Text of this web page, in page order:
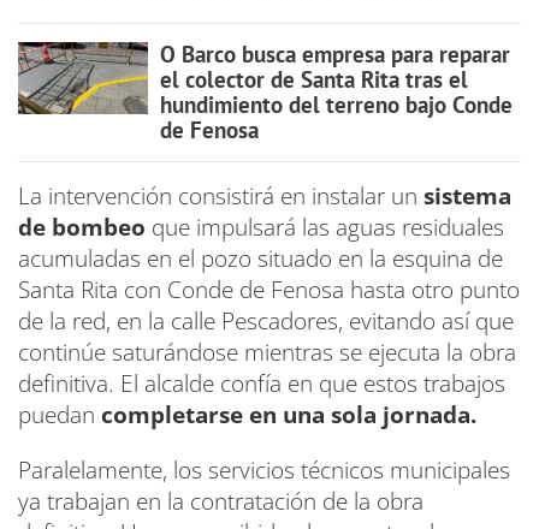
O Barco busca empresa para reparar
el colector de Santa Rita tras el
hundimiento del terreno bajo Conde
de Fenosa
La intervención consistirá en instalar un sistema
de bombeo que impulsará las aguas residuales
acumuladas en el pozo situado en la esquina de
Santa Rita con Conde de Fenosa hasta otro punto
de la red, en la calle Pescadores, evitando así que
continúe saturándose mientras se ejecuta la obra
definitiva. El alcalde confía en que estos trabajos
puedan completarse en una sola jornada.
Paralelamente, los servicios técnicos municipales
ya trabajan en la contratación de la obra